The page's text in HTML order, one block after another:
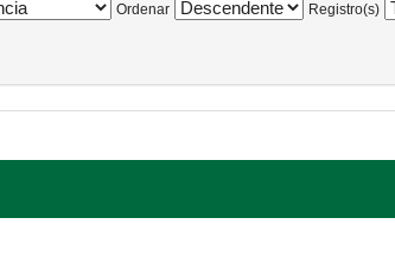
Ordenar Registro(s)